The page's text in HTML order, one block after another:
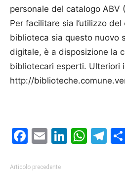
personale del catalogo ABV
Per facilitare sia l’utilizzo
biblioteca sia questo nuovo
digitale, è a disposizione la
bibliotecari esperti. Ulteriori
http://
Facebook
Email
Articolo precedente